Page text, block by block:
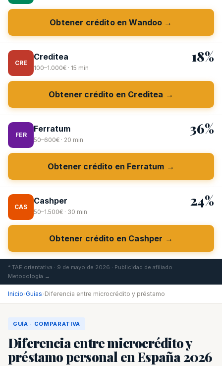
Obtener crédito en Wandoo →
CRE
Creditea
100–1.000€ · 15 min
18%
Obtener crédito en Creditea →
FER
Ferratum
50–600€ · 20 min
36%
Obtener crédito en Ferratum →
CAS
Cashper
50–1.500€ · 30 min
24%
Obtener crédito en Cashper →
* TAE orientativa · 9 de mayo de 2026 · Publicidad de afiliado
Metodología →
Inicio›Guías›Diferencia entre microcrédito y préstamo
GUÍA · COMPARATIVA
Diferencia entre microcrédito y
préstamo personal en España 2026